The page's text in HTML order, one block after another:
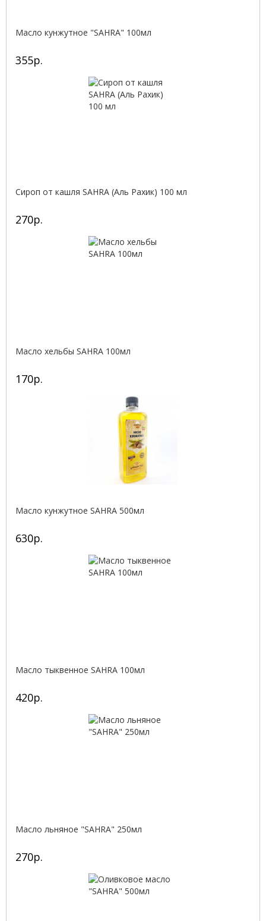
Масло кунжутное "SAHRA" 100мл
355р.
Сироп от кашля SAHRA (Аль Рахик) 100 мл
270р.
Масло хельбы SAHRA 100мл
170р.
Масло кунжутное SAHRA 500мл
630р.
Масло тыквенное SAHRA 100мл
420р.
Масло льняное "SAHRA" 250мл
270р.